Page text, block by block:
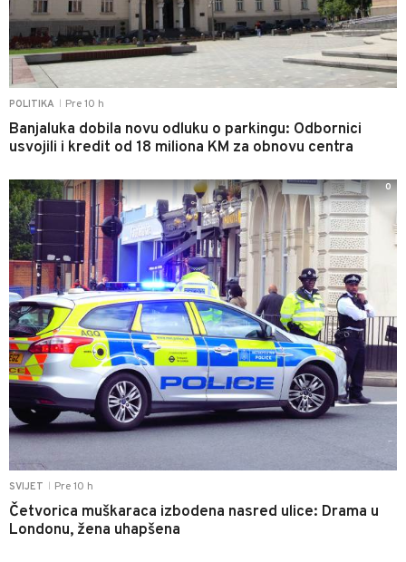
POLITIKA Pre 10 h
Banjaluka dobila novu odluku o parkingu: Odbornici
usvojili i kredit od 18 miliona KM za obnovu centra
SVIJET Pre 10 h
Četvorica muškaraca izbodena nasred ulice: Drama u
Londonu, žena uhapšena
0